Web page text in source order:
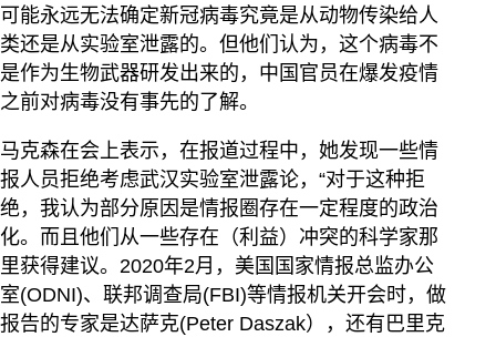
可能永远无法确定新冠病毒究竟是从动物传染给人
类还是从实验室泄露的。但他们认为，这个病毒不
是作为生物武器研发出来的，中国官员在爆发疫情
之前对病毒没有事先的了解。
马克森在会上表示，在报道过程中，她发现一些情
报人员拒绝考虑武汉实验室泄露论，“对于这种拒
绝，我认为部分原因是情报圈存在一定程度的政治
化。而且他们从一些存在（利益）冲突的科学家那
里获得建议。2020年2月，美国国家情报总监办公
室(ODNI)、联邦调查局(FBI)等情报机关开会时，做
报告的专家是达萨克(Peter Daszak），还有巴里克